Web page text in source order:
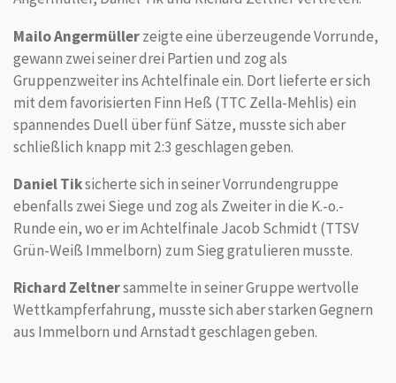
Mailo Angermüllerzeigte eine überzeugende Vorrunde,
gewann zwei seiner drei Partien und zog als
Gruppenzweiter ins Achtelfinale ein. Dort lieferte er sich
mit dem favorisierten Finn Heß (TTC Zella-Mehlis) ein
spannendes Duell über fünf Sätze, musste sich aber
schließlich knapp mit 2:3 geschlagen geben.
Daniel Tiksicherte sich in seiner Vorrundengruppe
ebenfalls zwei Siege und zog als Zweiter in die K.-o.-
Runde ein, wo er im Achtelfinale Jacob Schmidt (TTSV
Grün-Weiß Immelborn) zum Sieg gratulieren musste.
Richard Zeltnersammelte in seiner Gruppe wertvolle
Wettkampferfahrung, musste sich aber starken Gegnern
aus Immelborn und Arnstadt geschlagen geben.